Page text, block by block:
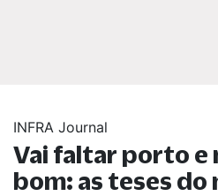
INFRA Journal
Vai faltar porto e
bom: as teses do